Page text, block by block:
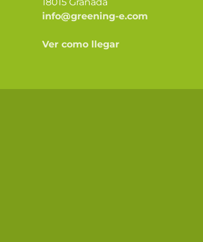
info@greening-e.com
Ver como llegar